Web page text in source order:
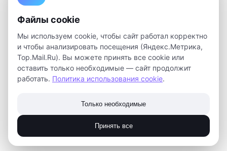
Файлы cookie
Мы используем cookie, чтобы сайт работал корректно
и чтобы анализировать посещения (Яндекс.Метрика,
Top.Mail.Ru). Вы можете принять все cookie или
оставить только необходимые — сайт продолжит
работать. Политика использования cookie.
Только необходимые
Принять все